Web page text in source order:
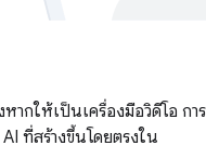
ากให้เป็นเครื่องมือวิดีโอ การ
ที่สร้างขึ้นโดยตรงใน